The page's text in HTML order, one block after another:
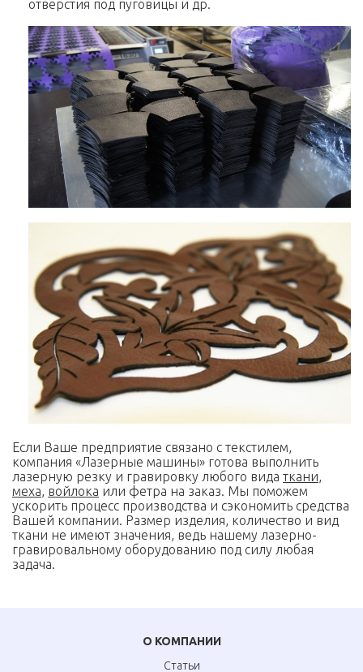
отверстия под пуговицы и др.
Если Ваше предприятие связано с текстилем,
компания «Лазерные машины» готова выполнить
лазерную резку и гравировку любого вида ткани,
меха, войлока или фетра на заказ. Мы поможем
ускорить процесс производства и сэкономить средства
Вашей компании. Размер изделия, количество и вид
ткани не имеют значения, ведь нашему лазерно-
гравировальному оборудованию под силу любая
задача.
О КОМПАНИИ
Статьи